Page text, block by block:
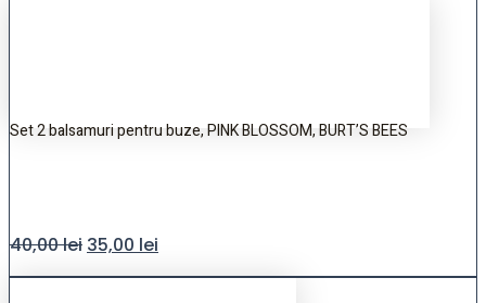
Set 2 balsamuri pentru buze, PINK BLOSSOM, BURT’S BEES
40,00lei 35,00 lei